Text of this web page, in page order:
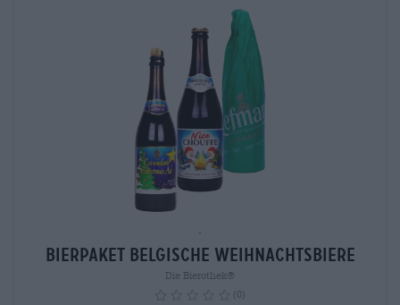
-
Bierpaket belgische Weihnachtsbiere
Die Bierothek®
(0)